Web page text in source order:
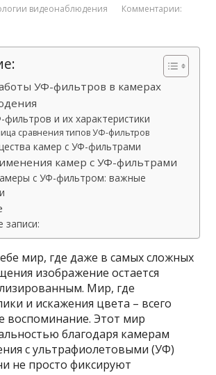
видеонаблюдения
Комментарии:
УФ-фильтров в камерах
и их характеристики
сравнения типов УФ-фильтров
камер с УФ-фильтрами
камер с УФ-фильтрами
с УФ-фильтром: важные
мир, где даже в самых сложных
изображение остается
Мир, где
и искажения цвета – всего
воспоминание. Этот мир
благодаря камерам
с ультрафиолетовыми (УФ)
не просто фиксируют